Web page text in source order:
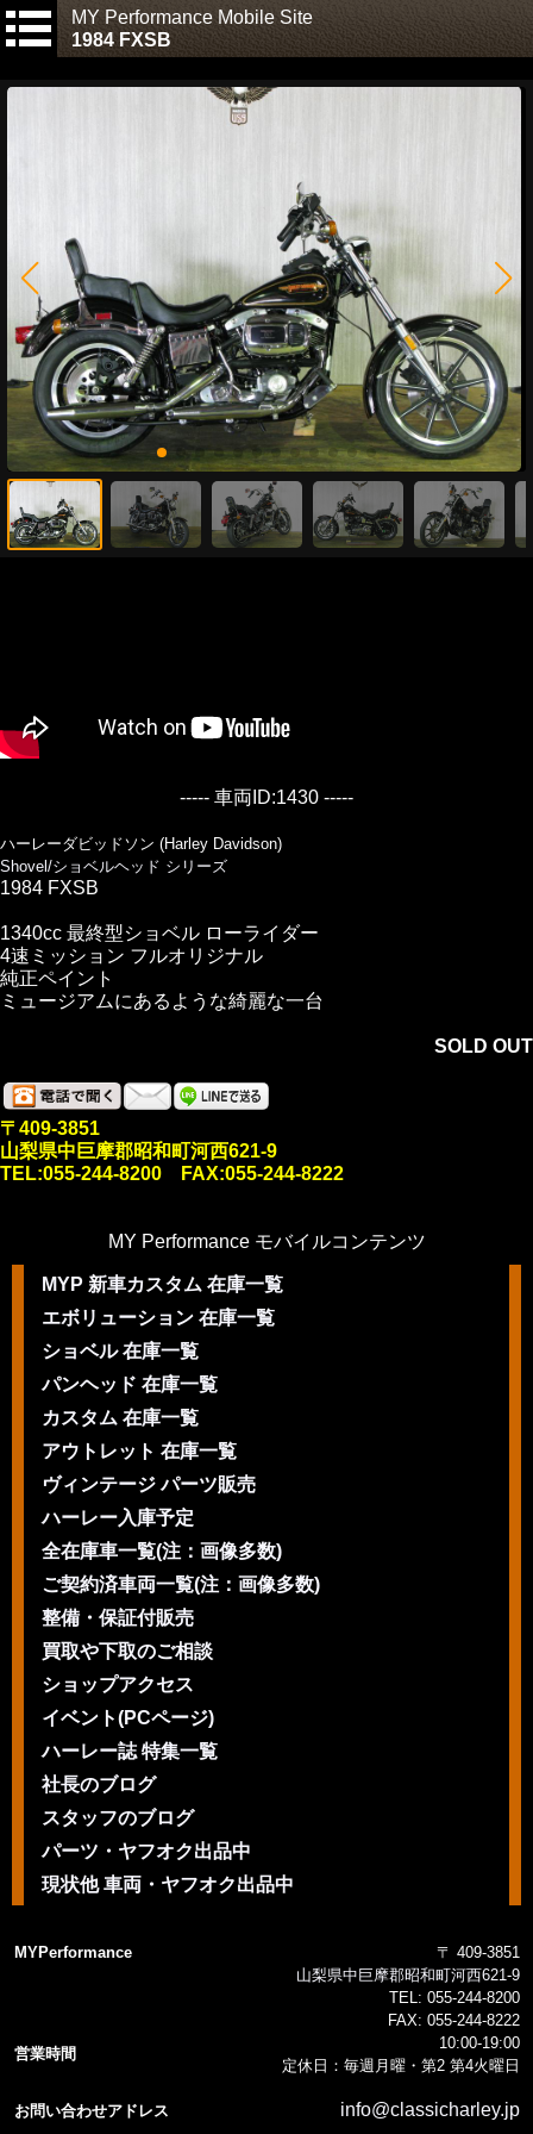
MY Performance Mobile Site
1984 FXSB
----- 車両ID:1430 -----
ハーレーダビッドソン (Harley Davidson)
Shovel/ショベルヘッド シリーズ
1984 FXSB
1340cc 最終型ショベル ローライダー
4速ミッション フルオリジナル
純正ペイント
ミュージアムにあるような綺麗な一台
SOLD OUT
〒409-3851
山梨県中巨摩郡昭和町河西621-9
TEL:055-244-8200 FAX:055-244-8222
MY Performance モバイルコンテンツ
MYP 新車カスタム 在庫一覧
エボリューション 在庫一覧
ショベル 在庫一覧
パンヘッド 在庫一覧
カスタム 在庫一覧
アウトレット 在庫一覧
ヴィンテージ パーツ販売
ハーレー入庫予定
全在庫車一覧(注：画像多数)
ご契約済車両一覧(注：画像多数)
整備・保証付販売
買取や下取のご相談
ショップアクセス
イベント(PCページ)
ハーレー誌 特集一覧
社長のブログ
スタッフのブログ
パーツ・ヤフオク出品中
現状他 車両・ヤフオク出品中
MYPerformance
〒 409-3851
山梨県中巨摩郡昭和町河西621-9
TEL: 055-244-8200
FAX: 055-244-8222
営業時間
10:00-19:00
定休日：毎週月曜・第2 第4火曜日
お問い合わせアドレス info@classicharley.jp